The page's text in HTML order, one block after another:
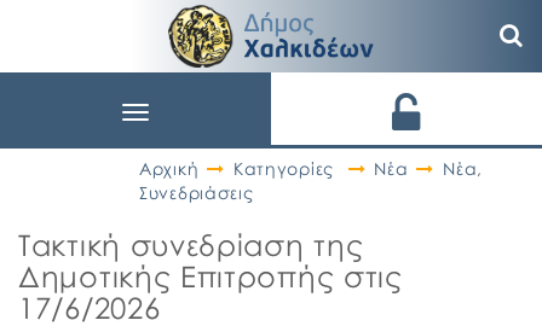
Toggle
Αρχική
Κατηγορίες Νέα Νέα,
Συνεδριάσεις
Tακτική συνεδρίαση της
Δημοτικής Επιτροπής στις
17/6/2026